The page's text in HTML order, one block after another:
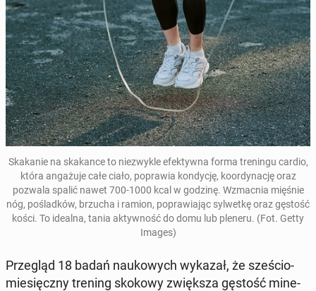
Ska­ka­nie na ska­kan­ce to nie­zwy­kle efek­tyw­na forma tre­nin­gu cardio,
która an­ga­żu­je całe ciało, po­pra­wia kon­dy­cję, ko­or­dy­na­cję oraz
pozwala spalić nawet 700-1000 kcal w godzinę. Wzmac­nia mięśnie
nóg, po­ślad­ków, brzucha i ramion, po­pra­wia­jąc syl­wet­kę oraz gęstość
kości. To idealna, tania ak­tyw­ność do domu lub pleneru. (Fot. Getty
Images)
Prze­gląd 18 badań na­uko­wych wykazał, że sze­ścio­
mie­sięcz­ny trening skokowy zwięk­sza gęstość mi­ne­